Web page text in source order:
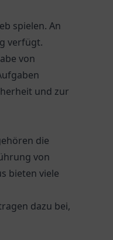
spielen. An
verfügt.
von
und zur
die
von
bieten viele
dazu bei,